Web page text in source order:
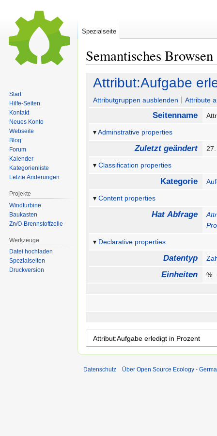
Semantisches Browsen
Navigation
springen
Suche
springen
Attribut:Aufgabe
Attributgruppen ausblenden Attribute
Seitenname
Adminstrative properties
Zuletzt geändert
Classification properties
Kategorie
Content properties
Hat Abfrage
Declarative properties
Datentyp
Einheiten %
Spezialseite
Start
Hilfe-Seiten
Kontakt
Neues Konto
Webseite
Blog
Forum
Kalender
Kategorienliste
Letzte Änderungen
Projekte
Windturbine
Baukasten
Zn/O-Brennstoffzelle
Werkzeuge
Datei hochladen
Spezialseiten
Druckversion
Datenschutz Über Open Source Ecology -